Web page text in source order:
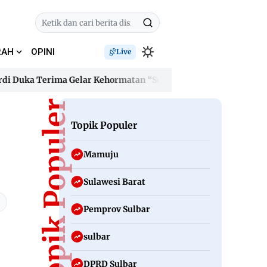
OPINI Live
Terima Gelar Kehormatan “Sulo Tappidena Balanipa”,
Terima Gelar Kehormatan “Sulo Tappidena Balanipa”,
Topik PopulerTopik Populer
Mamuju
Sulawesi Barat
Pemprov Sulbar
sulbar
DPRD Sulbar